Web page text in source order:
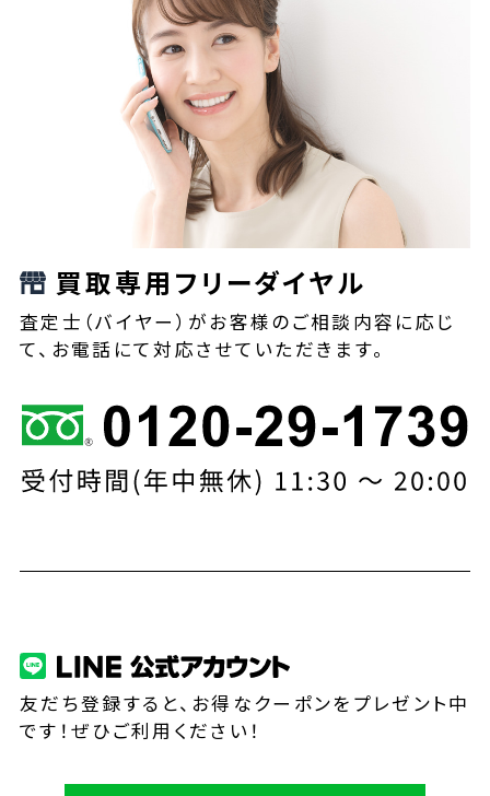
買取専用フリーダイヤル
査定士（バイヤー）がお客様のご相談内容に応じ
て、お電話にて対応させていただきます。
友だち登録すると、お得なクーポンをプレゼント中
です！ぜひご利用ください！